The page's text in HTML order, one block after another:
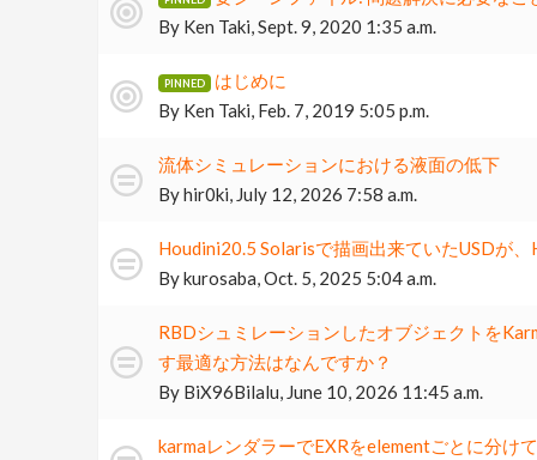
By Ken Taki,Sept. 9, 2020 1:35 a.m.
はじめに
By Ken Taki, Feb. 7, 2019 5:05 p.m.
流体シミュレーションにおける液面の低下
Byhir0ki, July 12, 2026 7:58 a.m.
Houdini20.5 Solarisで描画出来ていたUSDが
Bykurosaba,Oct. 5, 2025 5:04 a.m.
RBDシュミレーションしたオブジェクトを
す最適な方法はなんですか？
By BiX96Bilalu, June 10, 2026 11:45 a.m.
karmaレンダラーでEXRをelementごとに分け